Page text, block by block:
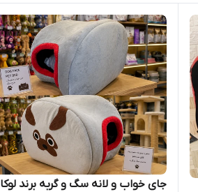
جای خواب و لانه سگ و گربه برند لوکا